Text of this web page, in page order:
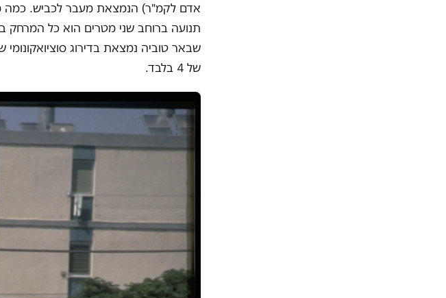
אדם לקמ"ר) הנמצאת מעבר לכביש. כמה
תנועה ברוחב שני מטרים הוא כל המרחק
של 4 בלבד.